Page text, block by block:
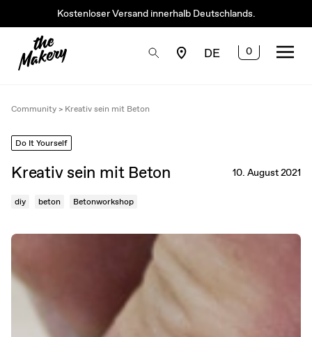
Kostenloser Versand innerhalb Deutschlands.
DE 0
Community > Kreativ sein mit Beton
Do It Yourself
Kreativ sein mit Beton 10. August 2021
diy beton Betonworkshop